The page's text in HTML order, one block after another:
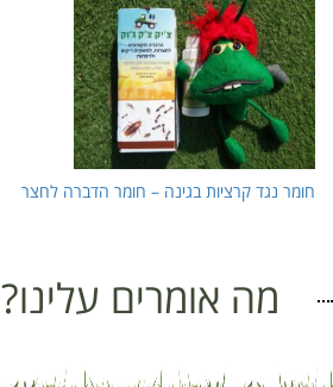
חומר נגד קרציות בגינה – חומר הדברה לחצר
מה אומרים עלינו?